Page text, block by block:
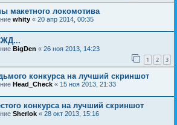
макетного локомотива
whity « 20 апр 2014, 00:35
BigDen « 26 ноя 2013, 14:23
1 2 3
конкурса на лучший скриншот
Head_Check « 15 ноя 2013, 21:33
конкурса на лучший скриншот
Sherlok « 28 окт 2013, 15:16